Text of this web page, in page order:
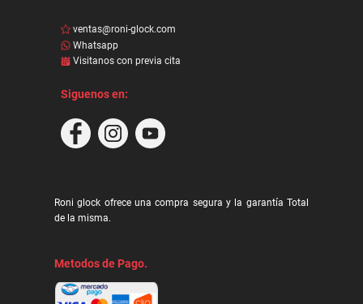
ventas@roni-glock.com
Whatsapp
Visitanos con previa cita
Siguenos en:
Roni glock ofrece una compra segura y la garantía Total
de la misma.
Metodos de Pago.